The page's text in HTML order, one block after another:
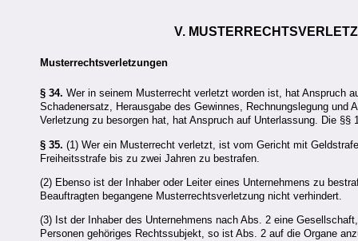
V.
Musterrechtsverletzungen
§ 34. Wer in seinem Musterrecht verletzt worden ist, hat Anspruch
Schadenersatz, Herausgabe des Gewinnes, Rechnungslegung
Verletzung zu besorgen hat, hat Anspruch auf Unterlassung. Die
§ 35. (1) Wer ein Musterrecht verletzt, ist vom Gericht mit
Freiheitsstrafe bis zu zwei Jahren zu bestrafen.
(2) Ebenso ist der Inhaber oder Leiter eines Unternehmens zu
Beauftragten begangene Musterrechtsverletzung nicht verhindert.
(3) Ist der Inhaber des Unternehmens nach Abs. 2 eine
Personen gehöriges Rechtssubjekt, so ist Abs. 2 auf die Organe